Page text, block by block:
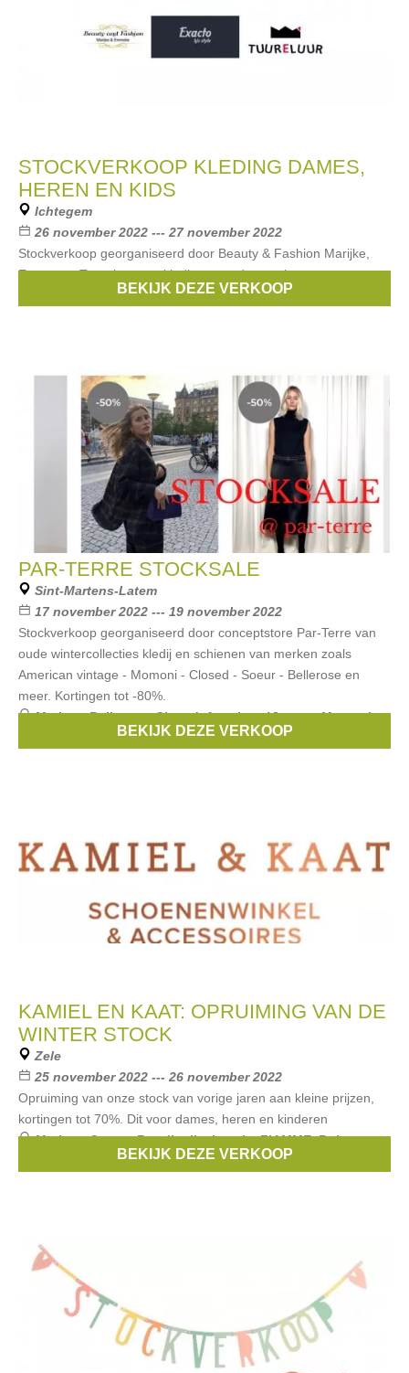
STOCKVERKOOP KLEDING DAMES,
HEREN EN KIDS
Ichtegem
26 november 2022 --- 27 november 2022
Stockverkoop georganiseerd door Beauty & Fashion Marijke,
Exacto en Tuureluur van kleding voor dames, heren en
kinderen. Betalen kan cash of met payconiq.
BEKIJK DEZE VERKOOP
PAR-TERRE STOCKSALE
Sint-Martens-Latem
17 november 2022 --- 19 november 2022
Stockverkoop georganiseerd door conceptstore Par-Terre van
oude wintercollecties kledij en schienen van merken zoals
American vintage - Momoni - Closed - Soeur - Bellerose en
meer. Kortingen tot -80%.
Merken:Bellerose,Closed,American Vintage,Momoni,
BEKIJK DEZE VERKOOP
KAMIEL EN KAAT: OPRUIMING VAN DE
WINTER STOCK
Zele
25 november 2022 --- 26 november 2022
Opruiming van onze stock van vorige jaren aan kleine prijzen,
kortingen tot 70%. Dit voor dames, heren en kinderen
Merken:Guess,Rondinella,hassia,FIAMME,Roberto
BEKIJK DEZE VERKOOP